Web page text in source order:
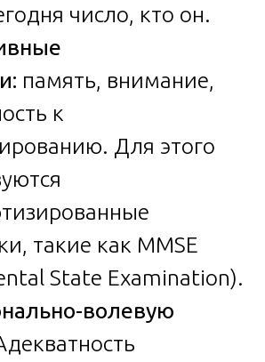
число, кто он.
память, внимание,
к
Для этого
такие как MMSE
State Examination).
волевую